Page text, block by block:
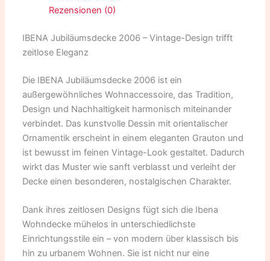
Rezensionen (0)
IBENA Jubiläumsdecke 2006 – Vintage-Design trifft
zeitlose Eleganz
Die IBENA Jubiläumsdecke 2006 ist ein
außergewöhnliches Wohnaccessoire, das Tradition,
Design und Nachhaltigkeit harmonisch miteinander
verbindet. Das kunstvolle Dessin mit orientalischer
Ornamentik erscheint in einem eleganten Grauton und
ist bewusst im feinen Vintage-Look gestaltet. Dadurch
wirkt das Muster wie sanft verblasst und verleiht der
Decke einen besonderen, nostalgischen Charakter.
Dank ihres zeitlosen Designs fügt sich die Ibena
Wohndecke mühelos in unterschiedlichste
Einrichtungsstile ein – von modern über klassisch bis
hin zu urbanem Wohnen. Sie ist nicht nur eine